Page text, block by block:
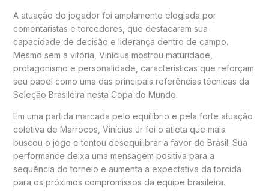
A atuação do jogador foi amplamente elogiada por
comentaristas e torcedores, que destacaram sua
capacidade de decisão e liderança dentro de campo.
Mesmo sem a vitória, Vinícius mostrou maturidade,
protagonismo e personalidade, características que reforçam
seu papel como uma das principais referências técnicas da
Seleção Brasileira nesta Copa do Mundo.
Em uma partida marcada pelo equilíbrio e pela forte atuação
coletiva de Marrocos, Vinícius Jr foi o atleta que mais
buscou o jogo e tentou desequilibrar a favor do Brasil. Sua
performance deixa uma mensagem positiva para a
sequência do torneio e aumenta a expectativa da torcida
para os próximos compromissos da equipe brasileira.